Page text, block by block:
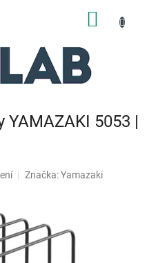
YAMAZAKI 5053 |
Značka:Yamazaki